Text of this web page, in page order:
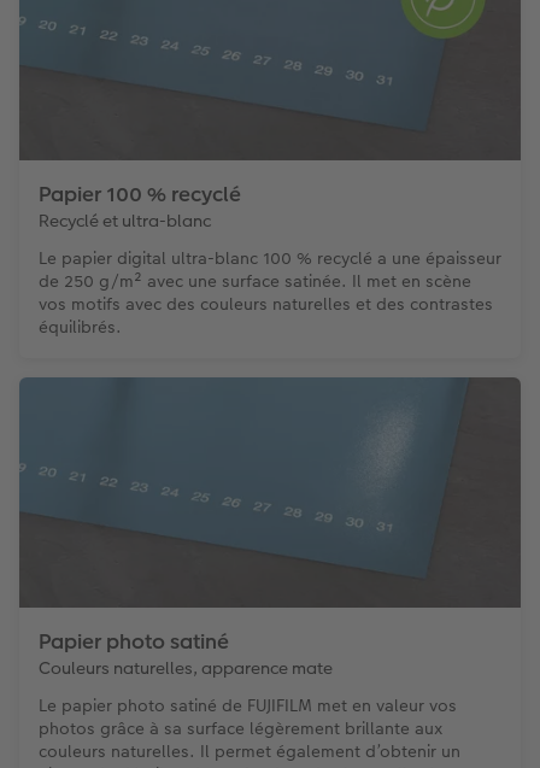
Papier 100 % recyclé
Recyclé et ultra-blanc
Le papier digital ultra-blanc 100 % recyclé a une épaisseur
de 250 g/m² avec une surface satinée. Il met en scène
vos motifs avec des couleurs naturelles et des contrastes
équilibrés.
Papier photo satiné
Couleurs naturelles, apparence mate
Le papier photo satiné de FUJIFILM met en valeur vos
photos grâce à sa surface légèrement brillante aux
couleurs naturelles. Il permet également d’obtenir un